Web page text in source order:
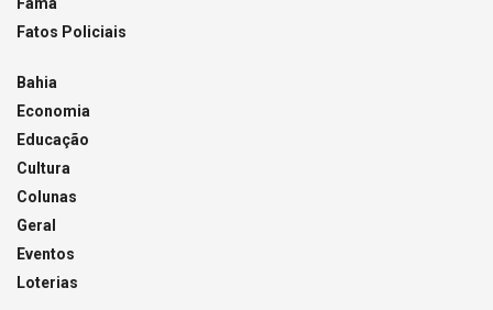
Fama
Fatos Policiais
Bahia
Economia
Educação
Cultura
Colunas
Geral
Eventos
Loterias